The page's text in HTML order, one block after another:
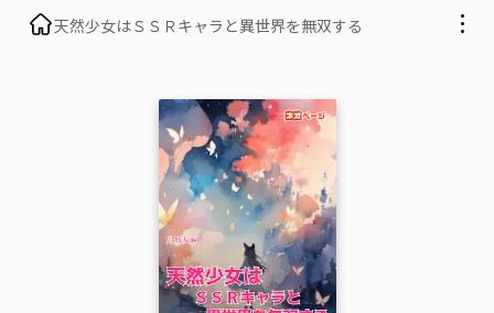
天然少女はＳＳＲキャラと異世界を無双する